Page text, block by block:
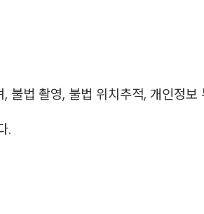
불법 촬영, 불법 위치추적, 개인정
.